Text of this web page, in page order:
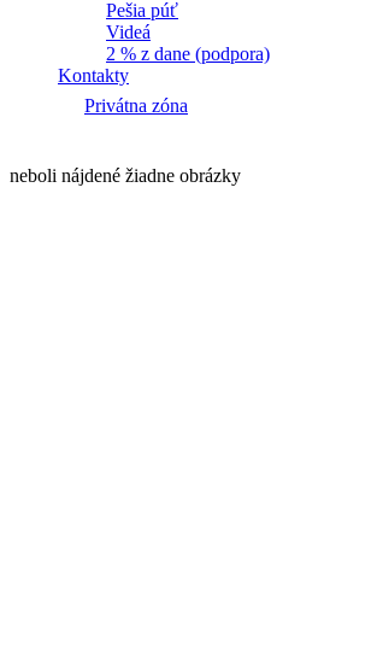
Pešia púť
Videá
2 % z dane (podpora)
Kontakty
Privátna zóna
neboli nájdené žiadne obrázky